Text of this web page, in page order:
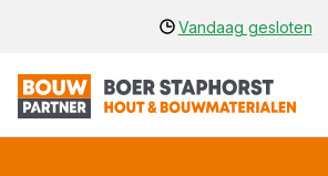
Vandaag gesloten